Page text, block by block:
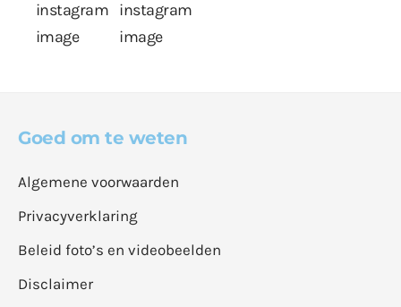
Goed om te weten
Algemene voorwaarden
Privacyverklaring
Beleid foto’s en videobeelden
Disclaimer